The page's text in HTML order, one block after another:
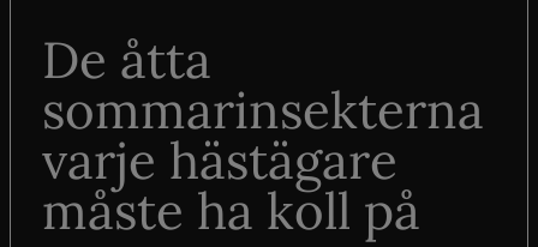
De åtta
sommarinsekterna
varje hästägare
måste ha koll på